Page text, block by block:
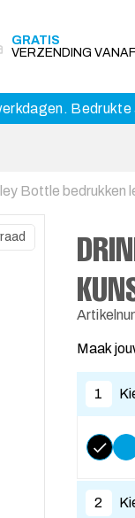
GRATIS
VERZENDING
Bottle bedrukken
Maak
1
2